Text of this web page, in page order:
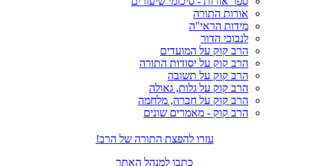
אורות התורה
מידות הראי"ה
לנבוכי הדור
הרב קוק על המועדים
הרב קוק על יסודות התורה
הרב קוק על תשובה
הרב קוק על גלות, גאולה
הרב קוק על חברה, מלחמה
הרב קוק - מאמרים שונים
עזרו להפצת התורה של הרב!
כתבו למנהל האתר